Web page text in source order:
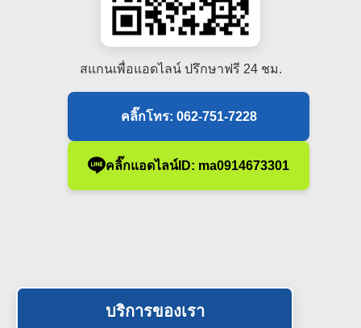
สแกนเพื่อแอดไลน์ ปรึกษาฟรี 24 ชม.
คลิ๊กโทร: 062-751-7228
คลิ๊กแอดไลน์ID: ma0914673301
บริการของเรา